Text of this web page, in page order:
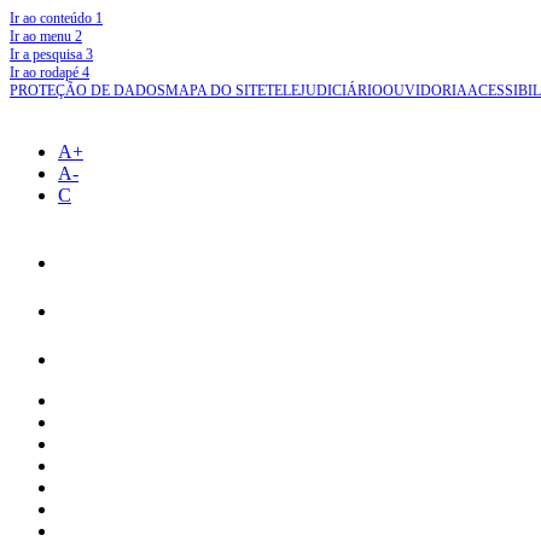
Ir ao conteúdo 1
Ir ao menu 2
Ir a pesquisa 3
Ir ao rodapé 4
PROTEÇÃO DE DADOSMAPA DO SITETELEJUDICIÁRIOOUVIDORIA
A+
A-
C